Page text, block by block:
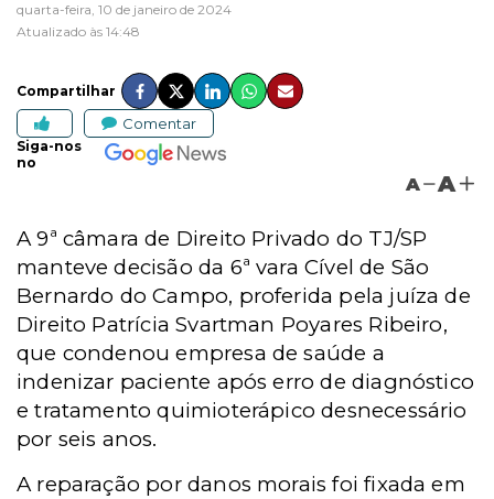
quarta-feira, 10 de janeiro de 2024
Atualizado às 14:48
Compartilhar
Comentar
Siga-nos
no
A A
A 9ª câmara de Direito Privado do TJ/SP
manteve decisão da 6ª vara Cível de São
Bernardo do Campo, proferida pela juíza de
Direito Patrícia Svartman Poyares Ribeiro,
que condenou empresa de saúde a
indenizar paciente após erro de diagnóstico
e tratamento quimioterápico desnecessário
por seis anos.
A reparação por danos morais foi fixada em